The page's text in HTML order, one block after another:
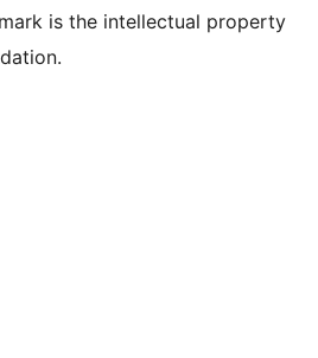
is the intellectual property